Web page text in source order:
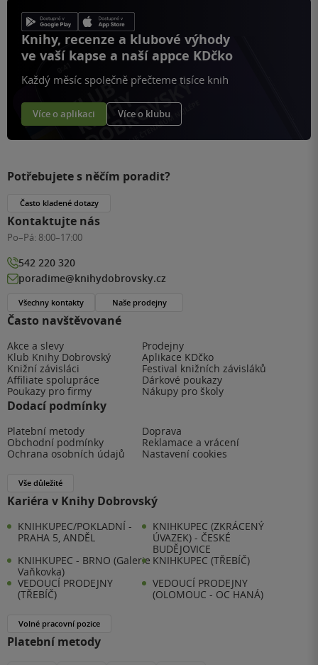
Knihy, recenze a klubové výhody
ve vaší kapse a naší appce KDčko
Každý měsíc společně přečteme tisíce knih
Více o aplikaci Více o klubu
Často navštěvované
Akce a slevy
Prodejny
Klub Knihy Dobrovský
Aplikace KDčko
Knižní závisláci
Festival knižních závisláků
Affiliate spolupráce
Dárkové poukazy
Poukazy pro firmy
Nákupy pro školy
Dodací podmínky
Platební metody
Doprava
Obchodní podmínky
Reklamace a vrácení
Ochrana osobních údajů
Nastavení cookies
Vše důležité
Kariéra v Knihy Dobrovský
KNIHKUPEC/POKLADNÍ -
PRAHA 5, ANDĚL
KNIHKUPEC (ZKRÁCENÝ
ÚVAZEK) - ČESKÉ
BUDĚJOVICE
KNIHKUPEC - BRNO (Galerie
Vaňkovka)
KNIHKUPEC (TŘEBÍČ)
VEDOUCÍ PRODEJNY
(TŘEBÍČ)
VEDOUCÍ PRODEJNY
(OLOMOUC - OC HANÁ)
Volné pracovní pozice
Platební metody
Potřebujete s něčím poradit?
Často kladené dotazy
Kontaktujte nás
Po–Pá: 8:00–17:00
542 220 320
poradime@knihydobrovsky.cz
Všechny kontakty Naše prodejny